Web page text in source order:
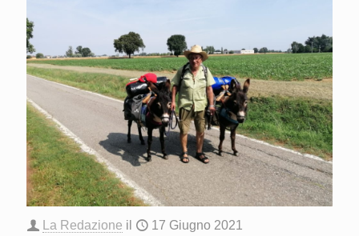
La Redazione il 17 Giugno 2021